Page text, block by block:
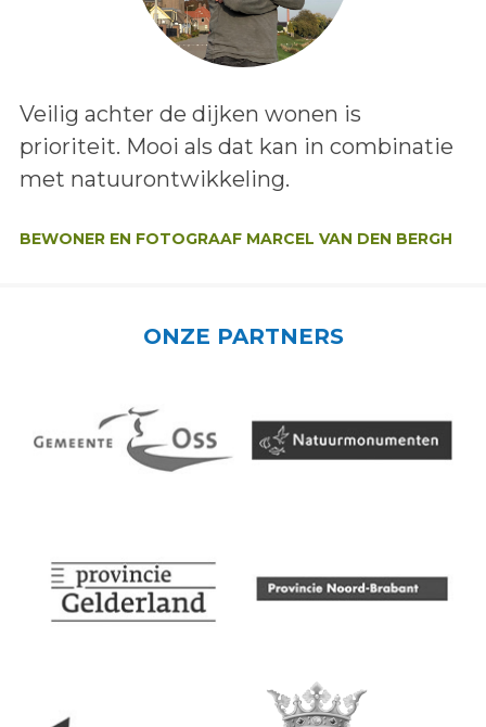
Lees het bericht:
Veilig achter de dijken wonen is
prioriteit. Mooi als dat kan in combinatie
met natuurontwikkeling.
BEWONER EN FOTOGRAAF MARCEL VAN DEN BERGH
ONZE PARTNERS